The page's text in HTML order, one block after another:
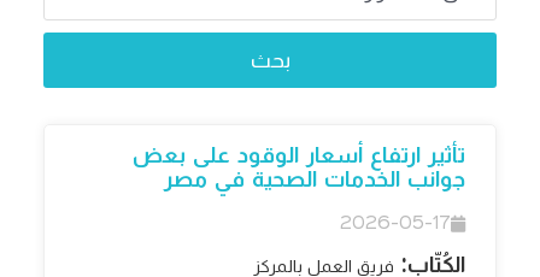
تأثير ارتفاع أسعار الوقود على بعض
جوانب الخدمات الصحية في مصر
2026-05-17
الكُتّاب: فريق العمل بالمركز